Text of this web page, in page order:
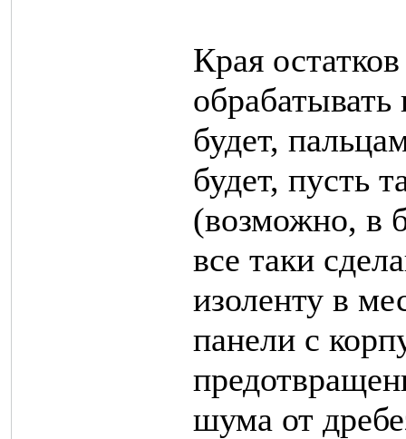
Края
будет,
будет, пусть
(возможно, в
все таки
изоленту в
панели с
шума от